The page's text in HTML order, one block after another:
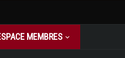
MEMBRES